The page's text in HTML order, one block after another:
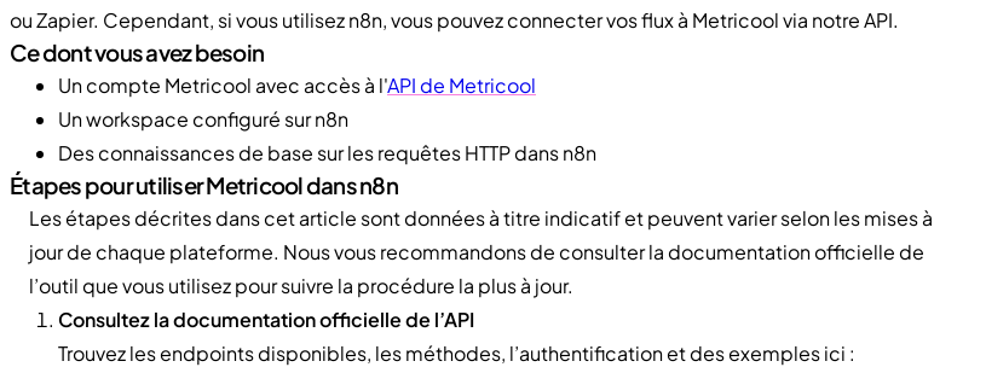
ou Zapier. Cependant, si vous utilisez n8n, vous pouvez connecter vos flux à Metricool via notre API.
Ce dont vous avez besoin
Un compte Metricool avec accès à l'API de Metricool
Un workspace configuré sur n8n
Des connaissances de base sur les requêtes HTTP dans n8n
Étapes pour utiliser Metricool dans n8n
Les étapes décrites dans cet article sont données à titre indicatif et peuvent varier selon les mises à
jour de chaque plateforme. Nous vous recommandons de consulter la documentation officielle de
l’outil que vous utilisez pour suivre la procédure la plus à jour.
Consultez la documentation officielle de l’API
Trouvez les endpoints disponibles, les méthodes, l’authentification et des exemples ici :